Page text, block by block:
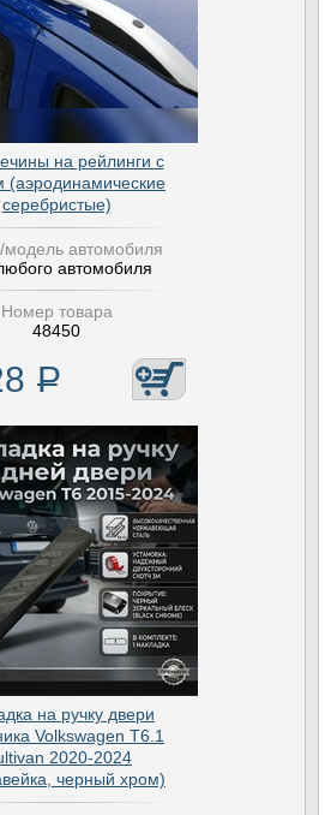
на рейлинги с
(аэродинамические
серебристые)
автомобиля
автомобиля
Номер товара
48450
Р
на ручку двери
Volkswagen T6.1
2020-2024
черный хром)